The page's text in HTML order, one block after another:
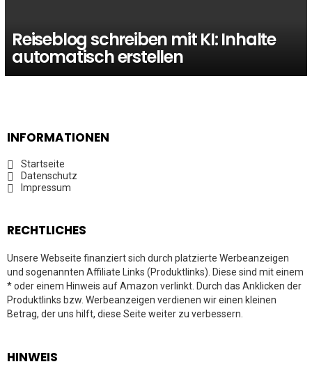
Reiseblog schreiben mit KI: Inhalte
automatisch erstellen
INFORMATIONEN
Startseite
Datenschutz
Impressum
RECHTLICHES
Unsere Webseite finanziert sich durch platzierte Werbeanzeigen
und sogenannten Affiliate Links (Produktlinks). Diese sind mit einem
* oder einem Hinweis auf Amazon verlinkt. Durch das Anklicken der
Produktlinks bzw. Werbeanzeigen verdienen wir einen kleinen
Betrag, der uns hilft, diese Seite weiter zu verbessern.
HINWEIS